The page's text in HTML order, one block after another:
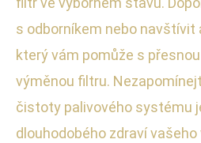
s odborníkem nebo navštívit
který vám pomůže s
výměnou filtru.
čistoty palivového systému
dlouhodobého zdraví vašeho